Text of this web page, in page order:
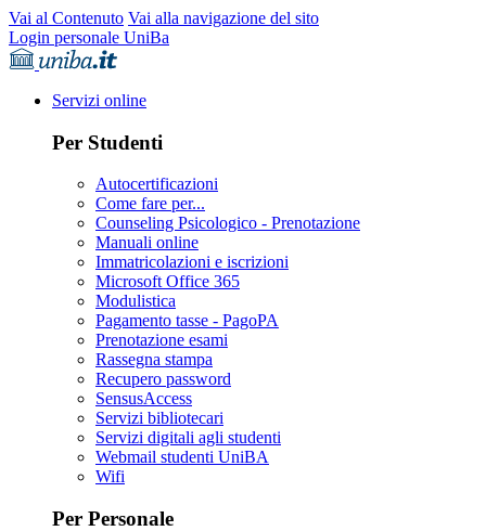
Vai al Contenuto Vai alla navigazione del sito
Login personale UniBa
Servizi online
Per Studenti
Autocertificazioni
Come fare per...
Counseling Psicologico - Prenotazione
Manuali online
Immatricolazioni e iscrizioni
Microsoft Office 365
Modulistica
Pagamento tasse - PagoPA
Prenotazione esami
Rassegna stampa
Recupero password
SensusAccess
Servizi bibliotecari
Servizi digitali agli studenti
Webmail studenti UniBA
Wifi
Per Personale